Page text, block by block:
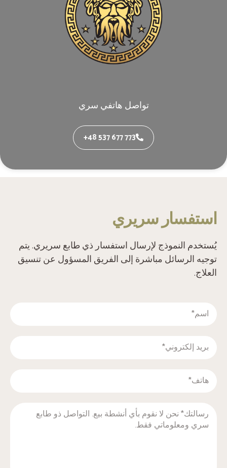
تواصل هاتفي سري
+48 537 677 773
‫استفسار سريري‬
‫يُستخدم النموذج لإرسال استفسار ذي طابع سريري. يتم
توجيه الرسائل مباشرة إلى الفريق المسؤول عن تنسيق
العلاج.‬